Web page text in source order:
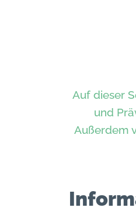
Auf dieser
und
Außerdem